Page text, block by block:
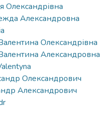
Олександрівна
Александровна
Олександрівна
Александровна
Олександрович
Александрович